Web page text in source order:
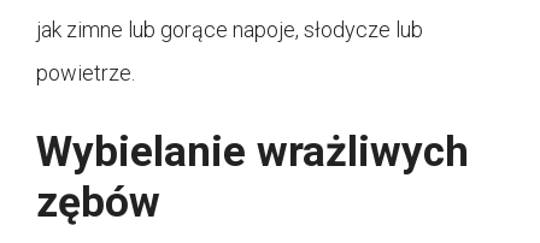
jak zimne lub gorące napoje, słodycze lub
powietrze.
Wybielanie wrażliwych
zębów